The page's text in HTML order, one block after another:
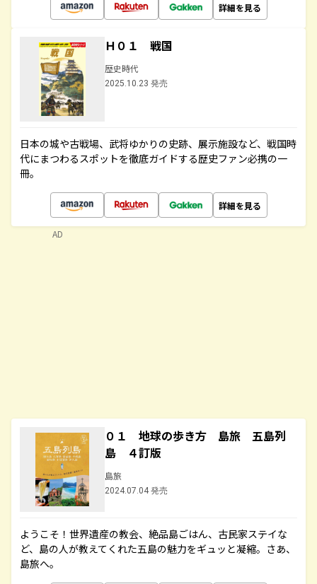
詳細を見る
Ｈ０１ 戦国
歴史時代
2025.10.23 発売
日本の城や古戦場、武将ゆかりの史跡、展示施設など、戦国時
代にまつわるスポットを徹底ガイドする歴史ファン必携の一
冊。
詳細を見る
０１ 地球の歩き方 島旅 五島列
島 ４訂版
島旅
2024.07.04 発売
ようこそ！世界遺産の教会、絶品島ごはん、古民家ステイな
ど、島の人が教えてくれた五島の魅力をギュッと凝縮。さあ、
島旅へ。
AD